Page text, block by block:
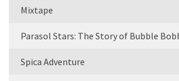
Mixtape
Parasol Stars: The Story of Bubble
Spica Adventure